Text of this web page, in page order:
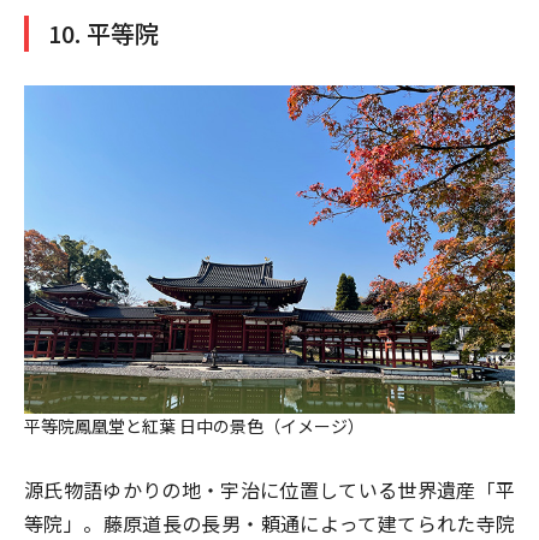
10. 平等院
平等院鳳凰堂と紅葉 日中の景色（イメージ）
源氏物語ゆかりの地・宇治に位置している世界遺産「平
等院」。藤原道長の長男・頼通によって建てられた寺院